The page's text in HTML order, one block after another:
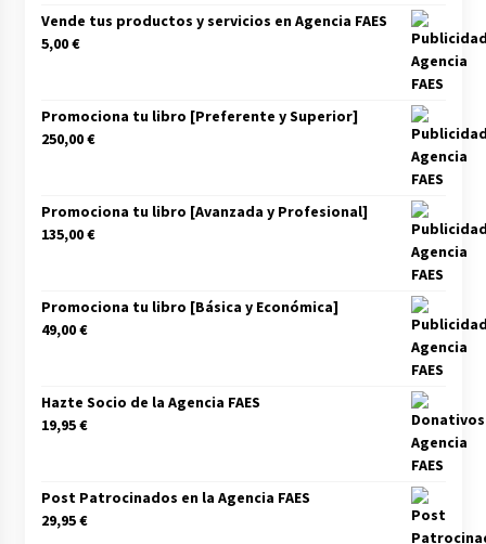
Vende tus productos y servicios en Agencia FAES
5,00€
Promociona tu libro [Preferente y Superior]
250,00€
Promociona tu libro [Avanzada y Profesional]
135,00€
Promociona tu libro [Básica y Económica]
49,00€
Hazte Socio de la Agencia FAES
19,95€
Post Patrocinados en la Agencia FAES
29,95€